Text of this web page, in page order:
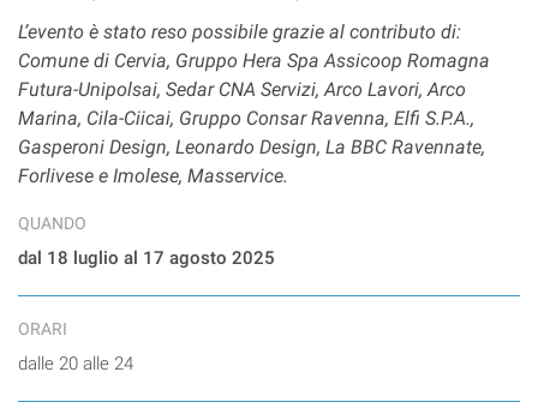
L’evento è stato reso possibile grazie al contributo di:
Comune di Cervia, Gruppo Hera Spa Assicoop Romagna
Futura-Unipolsai, Sedar CNA Servizi, Arco Lavori, Arco
Marina, Cila-Ciicai, Gruppo Consar Ravenna, Elfi S.P.A.,
Gasperoni Design, Leonardo Design, La BBC Ravennate,
Forlivese e Imolese, Masservice.
QUANDO
dal 18 luglio al 17 agosto 2025
ORARI
dalle 20 alle 24